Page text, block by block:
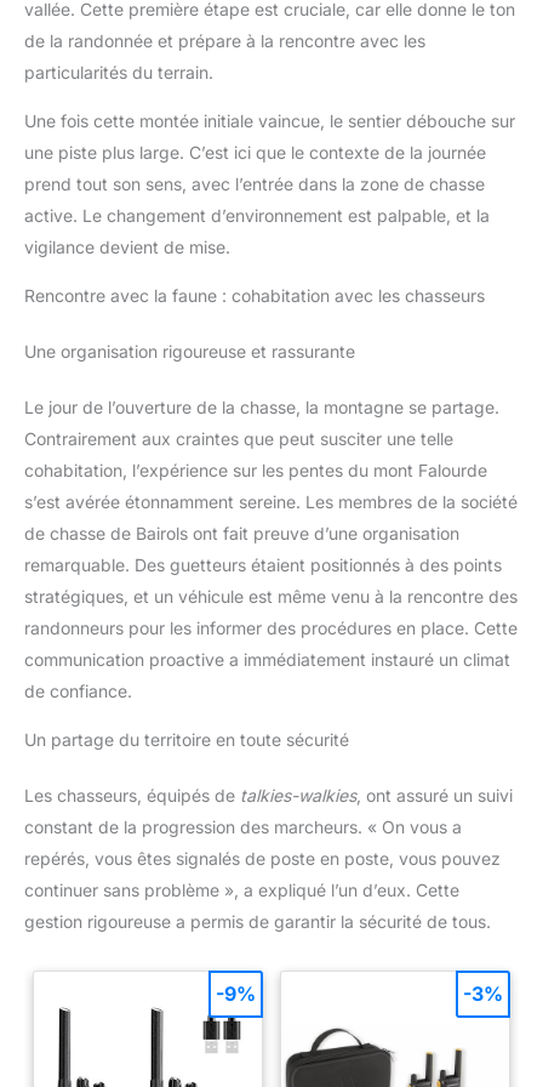
et praticité.
anniversaire, fête des mères, fête des pères, ou toute autre
occasion spéciale sont des moments propices pour faire
plaisir avec Geographical Norway
vallée. Cette première étape est cruciale, car elle donne le ton
de la randonnée et prépare à la rencontre avec les
particularités du terrain.
Une fois cette montée initiale vaincue, le sentier débouche sur
une piste plus large. C’est ici que le contexte de la journée
prend tout son sens, avec l’entrée dans la zone de chasse
active. Le changement d’environnement est palpable, et la
vigilance devient de mise.
Rencontre avec la faune : cohabitation avec les chasseurs
Une organisation rigoureuse et rassurante
Le jour de l’ouverture de la chasse, la montagne se partage.
Contrairement aux craintes que peut susciter une telle
cohabitation, l’expérience sur les pentes du mont Falourde
s’est avérée étonnamment sereine. Les membres de la société
de chasse de Bairols ont fait preuve d’une organisation
remarquable. Des guetteurs étaient positionnés à des points
stratégiques, et un véhicule est même venu à la rencontre des
randonneurs pour les informer des procédures en place. Cette
communication proactive a immédiatement instauré un climat
de confiance.
Un partage du territoire en toute sécurité
Les chasseurs, équipés de talkies-walkies, ont assuré un suivi
constant de la progression des marcheurs. « On vous a
repérés, vous êtes signalés de poste en poste, vous pouvez
continuer sans problème », a expliqué l’un d’eux. Cette
gestion rigoureuse a permis de garantir la sécurité de tous.
-9% -3%